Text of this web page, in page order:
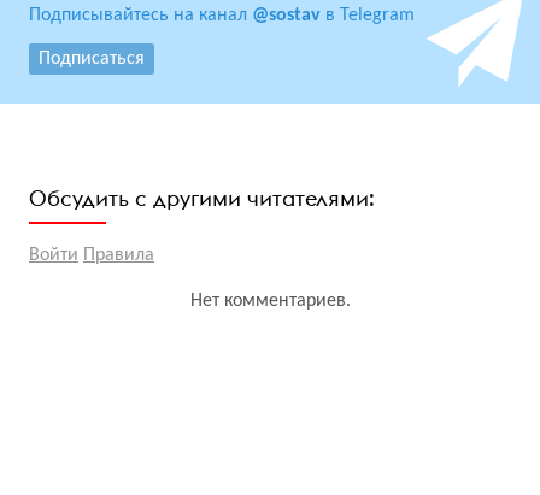
Подписывайтесь на канал @sostav в Telegram
Подписаться
Обсудить с другими читателями:
Войти Правила
Нет комментариев.